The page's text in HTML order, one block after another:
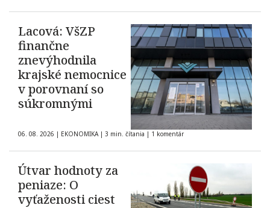
Lacová: VšZP
finančne
znevýhodnila
krajské nemocnice
v porovnaní so
súkromnými
06. 08. 2026 | EKONOMIKA | 3 min. čítania | 1 komentár
Útvar hodnoty za
peniaze: O
vyťaženosti ciest